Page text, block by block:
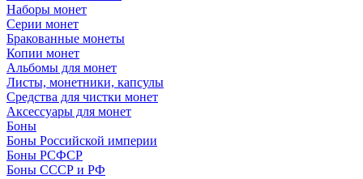
Наборы монет
Серии монет
Бракованные монеты
Копии монет
Альбомы для монет
Листы, монетники, капсулы
Средства для чистки монет
Аксессуары для монет
Боны
Боны Российской империи
Боны РСФСР
Боны СССР и РФ